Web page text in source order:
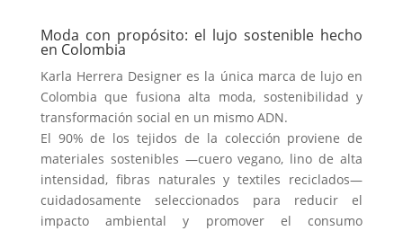
Moda con propósito: el lujo sostenible hecho
en Colombia
Karla Herrera Designer es la única marca de lujo en
Colombia que fusiona alta moda, sostenibilidad y
transformación social en un mismo ADN.
El 90% de los tejidos de la colección proviene de
materiales sostenibles —cuero vegano, lino de alta
intensidad, fibras naturales y textiles reciclados—
cuidadosamente seleccionados para reducir el
impacto ambiental y promover el consumo